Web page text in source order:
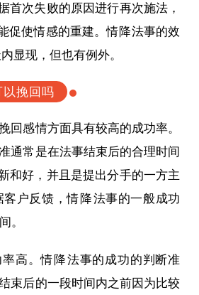
首次失败的原因进行再次施法，
促使情感的重建。情降法事的效
显现，但也有例外。
以挽回吗
回感情方面具有较高的成功率。
通常是在法事结束后的合理时间
和好，并且是提出分手的一方主
客户反馈，情降法事的一般成功
。
高。情降法事的成功的判断准
束后的一段时间内之前因为比较